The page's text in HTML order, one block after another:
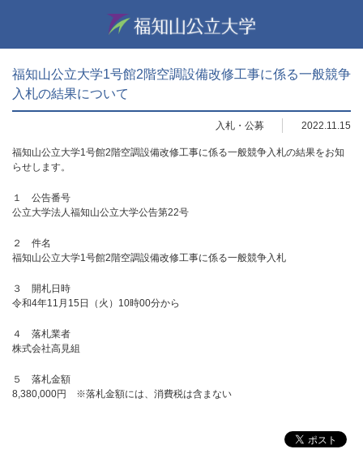
福知山公立大学1号館2階空調設備改修工事に係る一般競争
入札の結果について
入札・公募 2022.11.15
福知山公立大学1号館2階空調設備改修工事に係る一般競争入札の結果をお知
らせします。
１ 公告番号
公立大学法人福知山公立大学公告第22号
２ 件名
福知山公立大学1号館2階空調設備改修工事に係る一般競争入札
３ 開札日時
令和4年11月15日（火）10時00分から
４ 落札業者
株式会社高見組
５ 落札金額
8,380,000円 ※落札金額には、消費税は含まない